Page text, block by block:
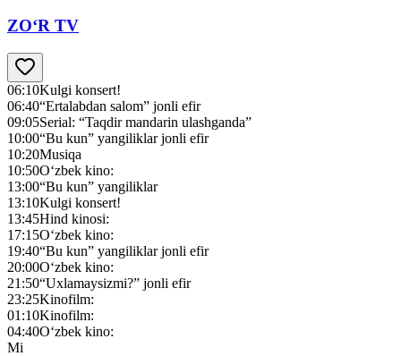
ZO‘R TV
06:10Kulgi konsert!
06:40“Ertalabdan salom” jonli efir
09:05Serial: “Taqdir mandarin ulashganda”
10:00“Bu kun” yangiliklar jonli efir
10:20Musiqa
10:50O‘zbek kino:
13:00“Bu kun” yangiliklar
13:10Kulgi konsert!
13:45Hind kinosi:
17:15O‘zbek kino:
19:40“Bu kun” yangiliklar jonli efir
20:00O‘zbek kino:
21:50“Uxlamaysizmi?” jonli efir
23:25Kinofilm:
01:10Kinofilm:
04:40O‘zbek kino:
Mi